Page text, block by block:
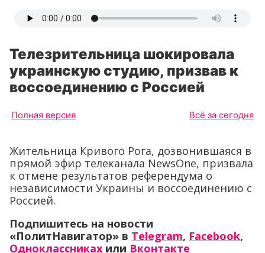
Телезрительница шокировала
украинскую студию, призвав к
воссоединению с Россией
Полная версия Всё за сегодня
Жительница Кривого Рога, дозвонившаяся в
прямой эфир телеканала NewsOne, призвала
к отмене результатов референдума о
независимости Украины и воссоединению с
Россией.
Подпишитесь на новости
«ПолитНавигатор» в Telegram, Facebook,
Одноклассниках или Вконтакте